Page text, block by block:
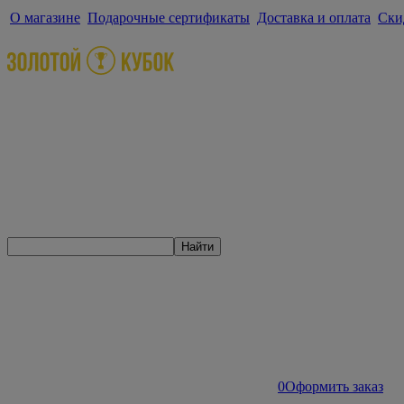
О магазине Подарочные сертификаты Доставка и оплата
Найти
0Оформить заказ